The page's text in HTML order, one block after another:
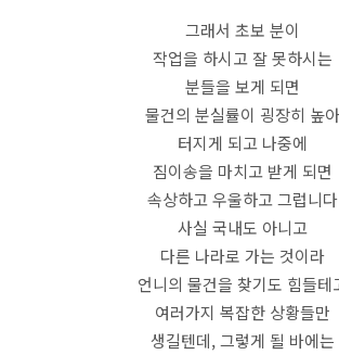
그래서 초보 분이
작업을 하시고 잘 못하시는
분들을 보게 되면
물건의 분실률이 굉장히 높아
터지게 되고 나중에
짐이송을 마치고 받게 되면
속상하고 우울하고 그럽니다
사실 국내도 아니고
다른 나라로 가는 것이라
언니의 물건을 찾기도 힘들테
여러가지 복잡한 상황들만
생길텐데, 그렇게 될 바에는